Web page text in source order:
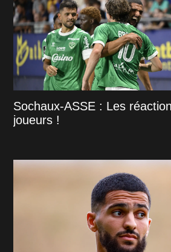
Sochaux-ASSE : Les
joueurs !